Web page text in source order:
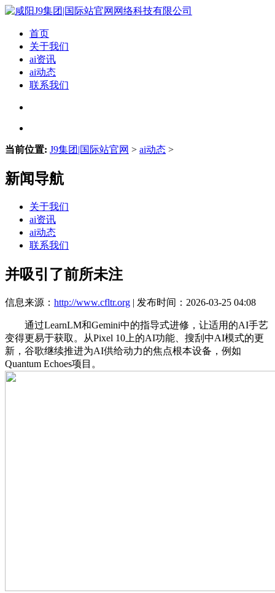
首页
关于我们
ai资讯
ai动态
联系我们
当前位置: J9集团|国际站官网 > ai动态 >
新闻导航
关于我们
ai资讯
ai动态
联系我们
并吸引了前所未注
信息来源： http://www.cfltr.org | 发布时间：2026-03-25 04:08
通过LearnLM和Gemini中的指导式进修，让适用的AI手艺
变得更易于获取。从Pixel 10上的AI功能、搜刮中AI模式的更
新，谷歌继续推进为AI供给动力的焦点根本设备，例如
Quantum Echoes项目。